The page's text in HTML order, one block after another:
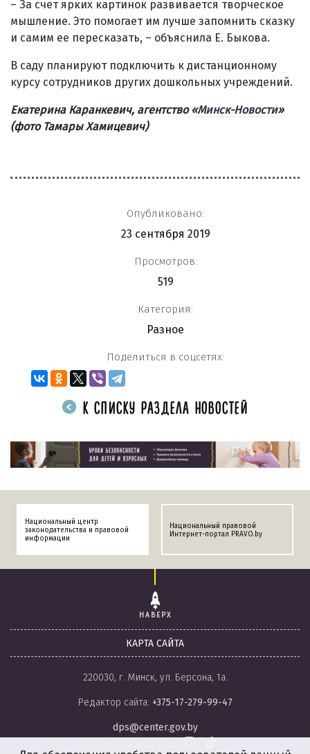
– За счет ярких картинок развивается творческое
мышление. Это помогает им лучше запомнить сказку
и самим ее пересказать, – объяснила Е. Быкова.
В саду планируют подключить к дистанционному
курсу сотрудников других дошкольных учреждений.
Екатерина Каранкевич, агентство «Минск-Новости»
(фото Тамары Хамицевич)
Опубликовано:
23 сентября 2019
Просмотров:
519
Категория:
Разное
Поделиться в соцсетях:
К СПИСКУ РАЗДЕЛА НОВОСТЕЙ
Национальный центр
законодательства и правовой
информации
Национальный правовой
Интернет-портал PRAVO.by
НАВЕРХ
КАРТА САЙТА
220030, г. Минск, ул. Берсона, 1а.
Редактор сайта: +375-17-279-99-47
dps@center.gov.by